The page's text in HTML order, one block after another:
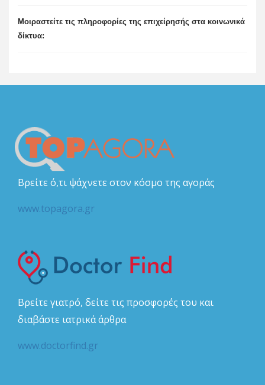
Μοιραστείτε τις πληροφορίες της επιχείρησής στα κοινωνικά
δίκτυα:
Βρείτε ό,τι ψάχνετε στον κόσμο της αγοράς
www.topagora.gr
Βρείτε γιατρό, δείτε τις προσφορές του και
διαβάστε ιατρικά άρθρα
www.doctorfind.gr